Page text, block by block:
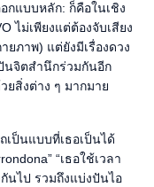
กแบบหลัก: ก็คือในเชิง
ไม่เพียงแต่ต้องจับเสียง
ยภาพ) แต่ยังมีเรื่องดวง
จิตสำนึกร่วมกันอีก
ยสิ่งต่าง ๆ มากมาย
เป็นแบบที่เธอเป็นได้
“เธอใช้เวลา
กันไป รวมถึงแบ่งปันไอ